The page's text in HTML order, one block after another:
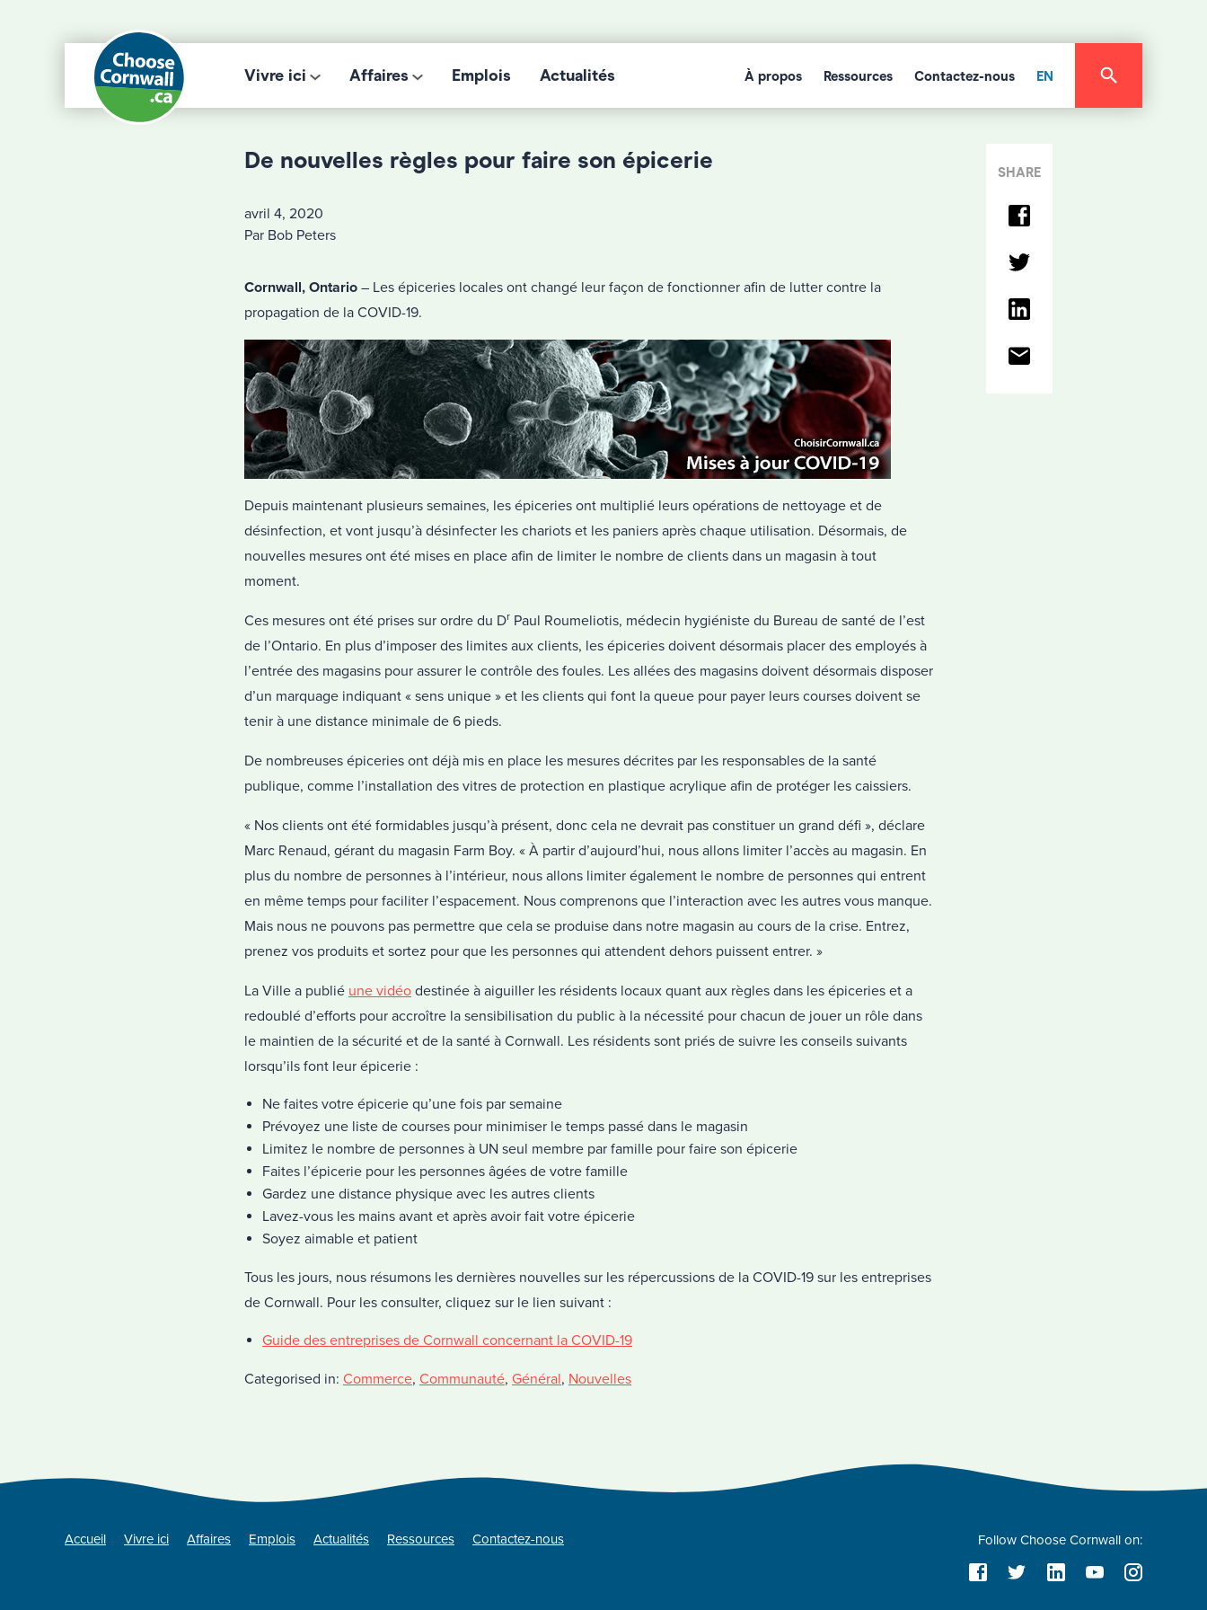
Vivre ici Affaires Emplois Actualités À propos Ressources Contactez-nous EN
De nouvelles règles pour faire son épicerie
avril 4, 2020
Par Bob Peters
Cornwall, Ontario – Les épiceries locales ont changé leur façon de fonctionner afin de lutter contre la
propagation de la COVID-19.
Depuis maintenant plusieurs semaines, les épiceries ont multiplié leurs opérations de nettoyage et de
désinfection, et vont jusqu’à désinfecter les chariots et les paniers après chaque utilisation. Désormais, de
nouvelles mesures ont été mises en place afin de limiter le nombre de clients dans un magasin à tout
moment.
Ces mesures ont été prises sur ordre du Dr Paul Roumeliotis, médecin hygiéniste du Bureau de santé de l’est
de l’Ontario. En plus d’imposer des limites aux clients, les épiceries doivent désormais placer des employés à
l’entrée des magasins pour assurer le contrôle des foules. Les allées des magasins doivent désormais disposer
d’un marquage indiquant « sens unique » et les clients qui font la queue pour payer leurs courses doivent se
tenir à une distance minimale de 6 pieds.
De nombreuses épiceries ont déjà mis en place les mesures décrites par les responsables de la santé
publique, comme l’installation des vitres de protection en plastique acrylique afin de protéger les caissiers.
« Nos clients ont été formidables jusqu’à présent, donc cela ne devrait pas constituer un grand défi », déclare
Marc Renaud, gérant du magasin Farm Boy. « À partir d’aujourd’hui, nous allons limiter l’accès au magasin. En
plus du nombre de personnes à l’intérieur, nous allons limiter également le nombre de personnes qui entrent
en même temps pour faciliter l’espacement. Nous comprenons que l’interaction avec les autres vous manque.
Mais nous ne pouvons pas permettre que cela se produise dans notre magasin au cours de la crise. Entrez,
prenez vos produits et sortez pour que les personnes qui attendent dehors puissent entrer. »
La Ville a publié une vidéo destinée à aiguiller les résidents locaux quant aux règles dans les épiceries et a
redoublé d’efforts pour accroître la sensibilisation du public à la nécessité pour chacun de jouer un rôle dans
le maintien de la sécurité et de la santé à Cornwall. Les résidents sont priés de suivre les conseils suivants
lorsqu’ils font leur épicerie :
Ne faites votre épicerie qu’une fois par semaine
Prévoyez une liste de courses pour minimiser le temps passé dans le magasin
Limitez le nombre de personnes à UN seul membre par famille pour faire son épicerie
Faites l’épicerie pour les personnes âgées de votre famille
Gardez une distance physique avec les autres clients
Lavez-vous les mains avant et après avoir fait votre épicerie
Soyez aimable et patient
Tous les jours, nous résumons les dernières nouvelles sur les répercussions de la COVID-19 sur les entreprises
de Cornwall. Pour les consulter, cliquez sur le lien suivant :
Guide des entreprises de Cornwall concernant la COVID-19
Categorised in: Commerce, Communauté, Général, Nouvelles
SHARE
Accueil Vivre ici Affaires Emplois Actualités Ressources Contactez-nous Follow Choose Cornwall on: